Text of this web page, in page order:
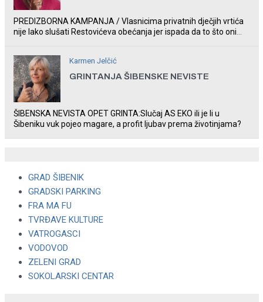
PREDIZBORNA KAMPANJA / Vlasnicima privatnih dječjih vrtića
nije lako slušati Restovićeva obećanja jer ispada da to što oni
Karmen Jelčić
GRINTANJA ŠIBENSKE NEVISTE
ŠIBENSKA NEVISTA OPET GRINTA:Slučaj AS EKO ili je li u
Šibeniku vuk pojeo magare, a profit ljubav prema životinjama?
GRAD ŠIBENIK
GRADSKI PARKING
FRA MA FU
TVRĐAVE KULTURE
VATROGASCI
VODOVOD
ZELENI GRAD
SOKOLARSKI CENTAR